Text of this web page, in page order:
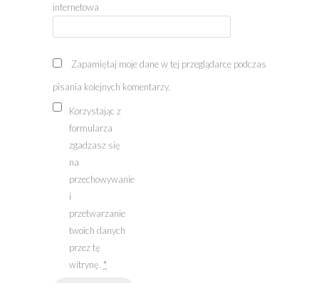
internetowa
Zapamiętaj moje dane w tej przeglądarce podczas
pisania kolejnych komentarzy.
Korzystając z
formularza
zgadzasz się
na
przechowywanie
i
przetwarzanie
twoich danych
przez tę
witrynę. *